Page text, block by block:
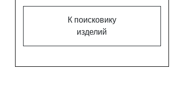
К поисковику
изделий